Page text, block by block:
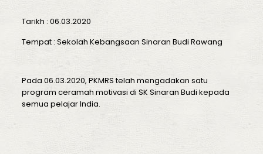
Tarikh : 06.03.2020
Tempat : Sekolah Kebangsaan Sinaran Budi Rawang
Pada 06.03.2020, PKMRS telah mengadakan satu
program ceramah motivasi di SK Sinaran Budi kepada
semua pelajar India.